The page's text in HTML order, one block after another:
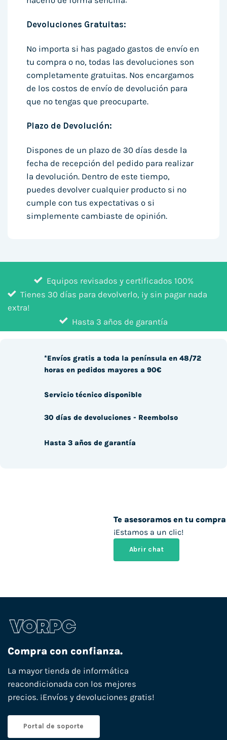
Devoluciones Gratuitas:
No importa si has pagado gastos de envío en
tu compra o no, todas las devoluciones son
completamente gratuitas. Nos encargamos
de los costos de envío de devolución para
que no tengas que preocuparte.
Plazo de Devolución:
Dispones de un plazo de 30 días desde la
fecha de recepción del pedido para realizar
la devolución. Dentro de este tiempo,
puedes devolver cualquier producto si no
cumple con tus expectativas o si
simplemente cambiaste de opinión.
Equipos revisados y certificados 100%
Tienes 30 días para devolverlo, ¡y sin pagar nada
extra!
Hasta 3 años de garantía
Te asesoramos en tu compra
¡Estamos a un clic!
Abrir chat
*Envíos gratis a toda la península en 48/72
horas en pedidos mayores a 90€
Servicio técnico disponible
30 días de devoluciones - Reembolso
Hasta 3 años de garantía
Compra con confianza.
La mayor tienda de informática
reacondicionada con los mejores
precios. ¡Envíos y devoluciones gratis!
Portal de soporte